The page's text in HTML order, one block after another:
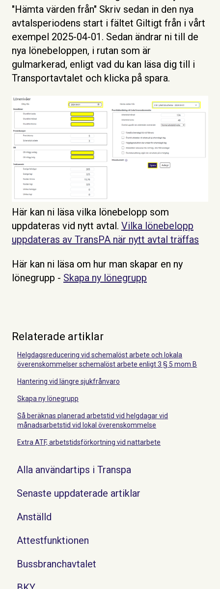
"Hämta värden från" Skriv sedan in den nya
avtalsperiodens start i fältet Giltigt från i vårt
exempel 2025-04-01. Sedan ändrar ni till de
nya lönebeloppen, i rutan som är
gulmarkerad, enligt vad du kan läsa dig till i
Transportavtalet och klicka på spara.
Här kan ni läsa vilka lönebelopp som
uppdateras vid nytt avtal. Vilka lönebelopp
uppdateras av TransPA när nytt avtal träffas
Här kan ni läsa om hur man skapar en ny
lönegrupp - Skapa ny lönegrupp
Relaterade artiklar
Helgdagsreducering vid schemalöst arbete och lokala
överenskommelser schemalöst arbete enligt 3 § 5 mom B
Hantering vid längre sjukfrånvaro
Skapa ny lönegrupp
Så beräknas planerad arbetstid vid helgdagar vid
månadsarbetstid vid lokal överenskommelse
Extra ATF, arbetstidsförkortning vid nattarbete
Alla användartips i Transpa
Senaste uppdaterade artiklar
Anställd
Attestfunktionen
Bussbranchavtalet